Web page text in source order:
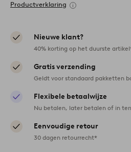
Productverklaring
Nieuwe klant?
40% korting op het duurste
Gratis verzending
Geldt voor standaard pakketten
Flexibele betaalwijze
Nu betalen, later betalen of in
Eenvoudige retour
30 dagen retourrecht*